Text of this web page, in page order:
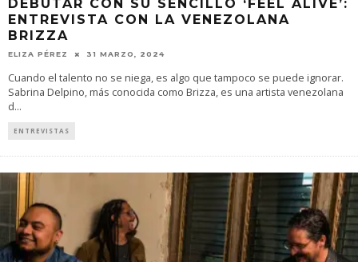
DEBUTAR CON SU SENCILLO ‘FEEL ALIVE’:
ENTREVISTA CON LA VENEZOLANA
BRIZZA
ELIZA PÉREZ 31 MARZO, 2024
Cuando el talento no se niega, es algo que tampoco se puede ignorar.
Sabrina Delpino, más conocida como Brizza, es una artista venezolana
d...
ENTREVISTAS